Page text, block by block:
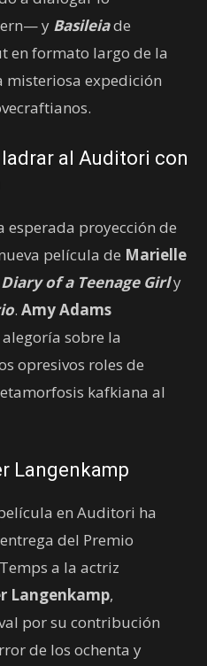
y Basileiade
en formato largo de la
misteriosa expedición
al Auditori con
esperada proyección de
película de Marielle
Diary of a Teenage Girly
. Amy Adams
sobre la
opresivos roles de
kafkiana al
Langenkamp
en Auditori ha
del Premio
a la actriz
Langenkamp,
por su contribución
de los ochenta y